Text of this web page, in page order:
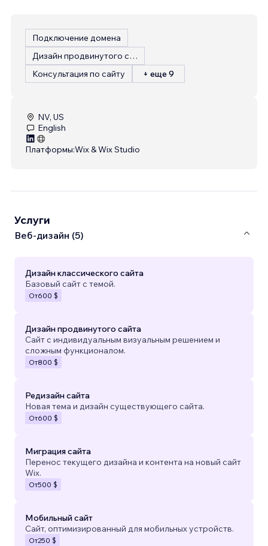
Подключение домена
Дизайн продвинутого сайта
Консультация по сайту
+ еще 9
NV, US
English
Платформы:Wix & Wix Studio
Услуги
Веб-дизайн (5)
Дизайн классического сайта
Базовый сайт с темой.
От600 $
Дизайн продвинутого сайта
Сайт с индивидуальным визуальным решением и
сложным функционалом.
От800 $
Редизайн сайта
Новая тема и дизайн существующего сайта.
От600 $
Миграция сайта
Перенос текущего дизайна и контента на новый сайт
Wix.
От500 $
Мобильный сайт
Сайт, оптимизированный для мобильных устройств.
От250 $